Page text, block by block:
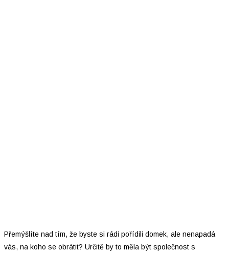
Přemýšlíte nad tím, že byste si rádi pořídili domek, ale nenapadá
vás, na koho se obrátit? Určitě by to měla být společnost s